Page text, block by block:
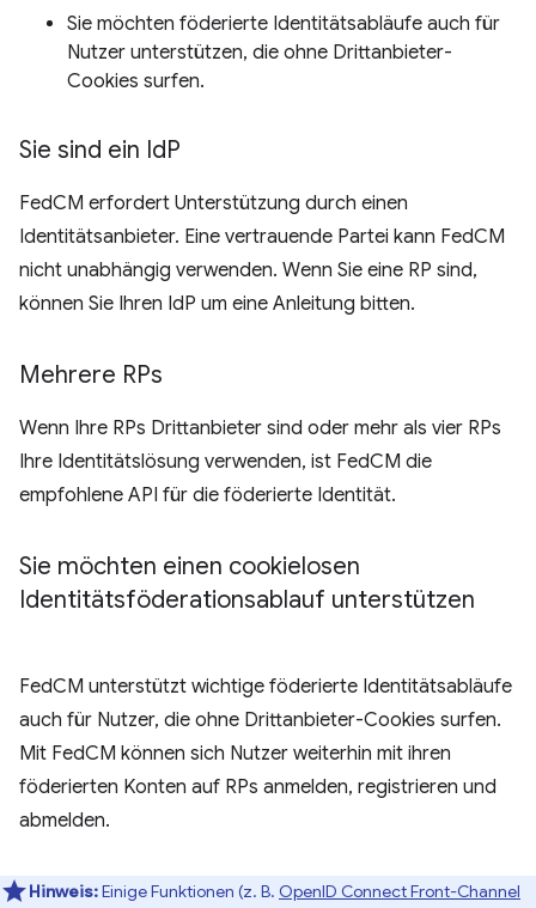
Sie möchten föderierte Identitätsabläufe auch für
Nutzer unterstützen, die ohne Drittanbieter-
Cookies surfen.
Sie sind ein IdP
FedCM erfordert Unterstützung durch einen
Identitätsanbieter. Eine vertrauende Partei kann FedCM
nicht unabhängig verwenden. Wenn Sie eine RP sind,
können Sie Ihren IdP um eine Anleitung bitten.
Mehrere RPs
Wenn Ihre RPs Drittanbieter sind oder mehr als vier RPs
Ihre Identitätslösung verwenden, ist FedCM die
empfohlene API für die föderierte Identität.
Sie möchten einen cookielosen
Identitätsföderationsablauf unterstützen
FedCM unterstützt wichtige föderierte Identitätsabläufe
auch für Nutzer, die ohne Drittanbieter-Cookies surfen.
Mit FedCM können sich Nutzer weiterhin mit ihren
föderierten Konten auf RPs anmelden, registrieren und
abmelden.
Hinweis:Einige Funktionen (z. B. OpenID Connect Front-Channel